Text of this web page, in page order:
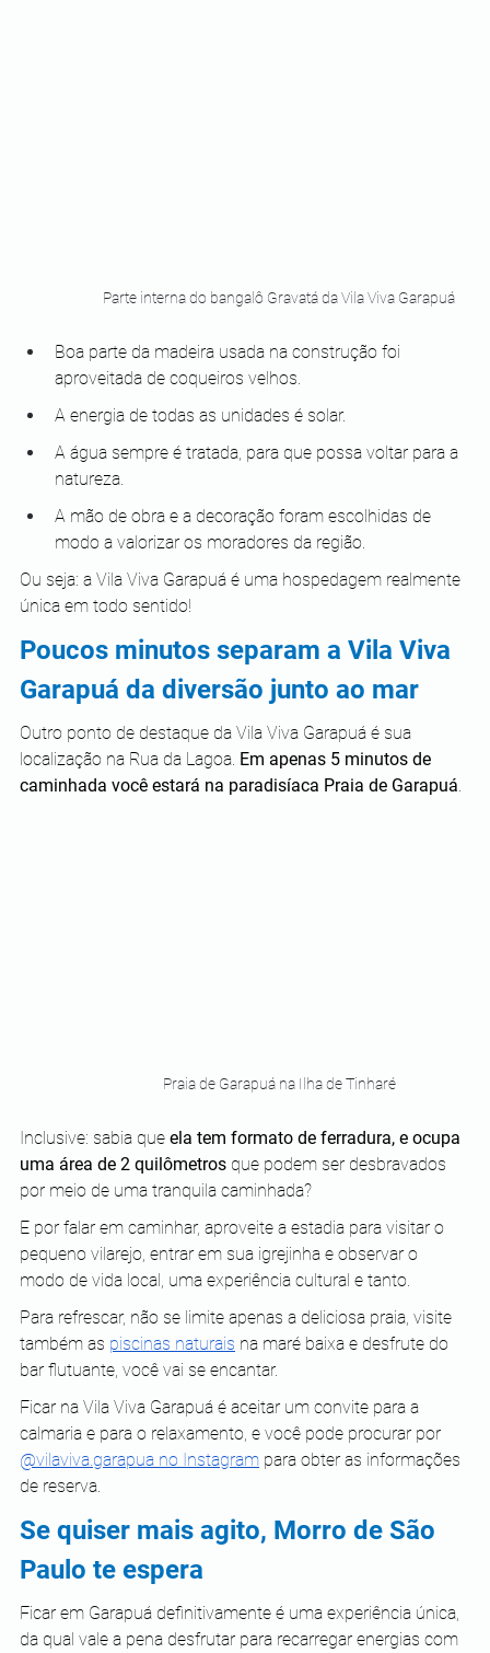
Parte interna do bangalô Gravatá da Vila Viva Garapuá
Boa parte da madeira usada na construção foi
aproveitada de coqueiros velhos.
A energia de todas as unidades é solar.
A água sempre é tratada, para que possa voltar para a
natureza.
A mão de obra e a decoração foram escolhidas de
modo a valorizar os moradores da região.
Ou seja: a Vila Viva Garapuá é uma hospedagem realmente
única em todo sentido!
Poucos minutos separam a Vila Viva
Garapuá da diversão junto ao mar
Outro ponto de destaque da Vila Viva Garapuá é sua
localização na Rua da Lagoa. Em apenas 5 minutos de
caminhada você estará na paradisíaca Praia de Garapuá.
Praia de Garapuá na Ilha de Tinharé
Inclusive: sabia que ela tem formato de ferradura, e ocupa
uma área de 2 quilômetros que podem ser desbravados
por meio de uma tranquila caminhada?
E por falar em caminhar, aproveite a estadia para visitar o
pequeno vilarejo, entrar em sua igrejinha e observar o
modo de vida local, uma experiência cultural e tanto.
Para refrescar, não se limite apenas a deliciosa praia, visite
também as piscinas naturais na maré baixa e desfrute do
bar flutuante, você vai se encantar.
Ficar na Vila Viva Garapuá é aceitar um convite para a
calmaria e para o relaxamento, e você pode procurar por
@vilaviva.garapua no Instagram para obter as informações
de reserva.
Se quiser mais agito, Morro de São
Paulo te espera
Ficar em Garapuá definitivamente é uma experiência única,
da qual vale a pena desfrutar para recarregar energias com